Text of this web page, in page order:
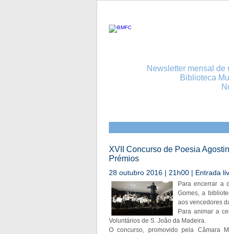
Newsletter mensal
Biblioteca
XVII Concurso de Poesia
Prémios
28 outubro 2016 | 21h00 | Entrada
Para encerrar a
Gomes, a
aos vencedores
Para animar a
Voluntários de S. João da Madeira.
O concurso, promovido pela Câmara